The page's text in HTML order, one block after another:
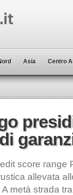
Asia Centro
score range
allevata
metà strada